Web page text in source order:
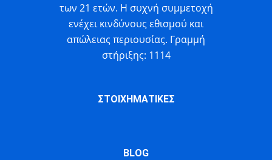
των 21 ετών. Η συχνή συμμετοχή
ενέχει κινδύνους εθισμού και
απώλειας περιουσίας. Γραμμή
στήριξης: 1114
ΣΤΟΙΧΗΜΑΤΙΚΕΣ
BLOG